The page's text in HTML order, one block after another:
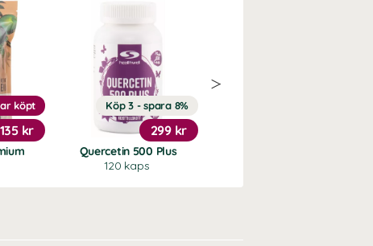
köpt
135 kr
Quercetin 500 Plus
120 kaps
Köp 3 - spara 8%
299 kr